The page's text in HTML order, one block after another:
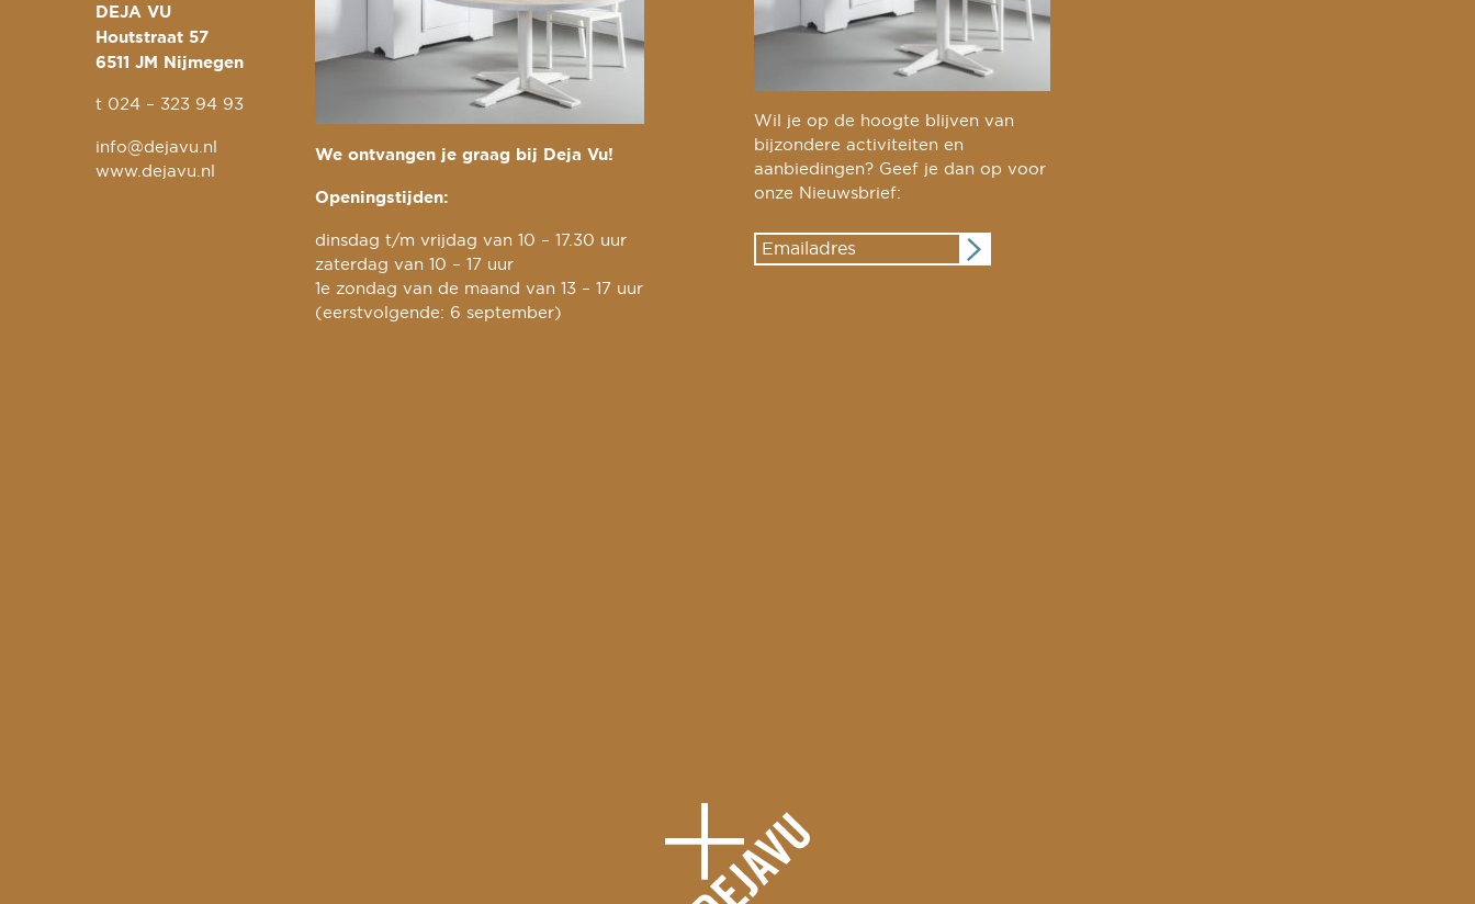
DEJA VU
Houtstraat 57
6511 JM Nijmegen
t 024 – 323 94 93
info@dejavu.nl
www.dejavu.nl
We ontvangen je graag bij Deja Vu!
Openingstijden:
dinsdag t/m vrijdag van 10 – 17.30 uur
zaterdag van 10 – 17 uur
1e zondag van de maand van 13 – 17 uur
(eerstvolgende: 6 september)
Wil je op de hoogte blijven van
bijzondere activiteiten en
aanbiedingen? Geef je dan op voor
onze Nieuwsbrief: